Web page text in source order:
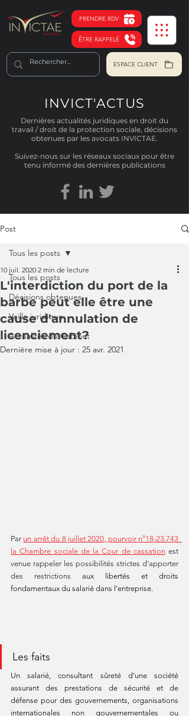
PRENDRE RDV
ÊTRE RAPPELÉ
ESPACE CLIENT
INVICT'ACTUS
Dernières actualités juridiques en droit du
travail / droit de la protection sociale, décisions
obtenues par les avocats INVICTAE.
Suivez-nous sur les réseaux sociaux pour être
tenu informé des dernières publications
Post
Tous les posts
Décisions obtenues
Veille juridique
Actualités du Cabinet
Tous les posts
L'interdiction du port de la
barbe peut elle être une
cause d'annulation de
licenciement?
10 juil. 2020 2 min de lecture
Dernière mise à jour : 25 avr. 2021
Par un arrêt du 8 juillet 2020, pourvoir n°18-23.743
la Chambre sociale de la Cour de cassation est
venue rappeler les possibilités strictes d'apporter
des restrictions aux libertés et droits
fondamentaux du salarié dans l’entreprise.
Les faits
Un salarié, consultant sûreté d’une société
assurant des prestations de sécurité et de
défense pour des gouvernements, organisations
internationales non gouvernementales ou